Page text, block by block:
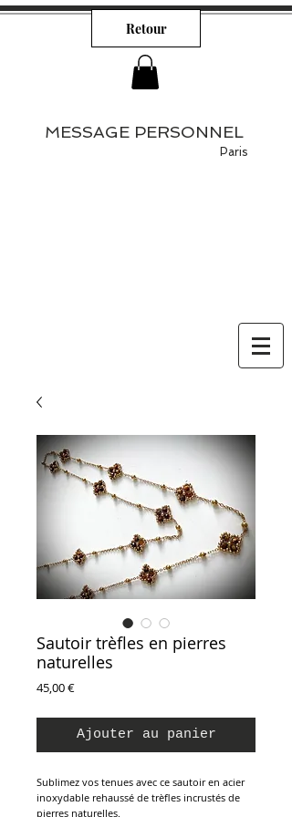
Retour
MESSAGE PERSONNEL
Paris
Sautoir trèfles en pierres
naturelles
45,00 €Prix
Ajouter au panier
Sublimez vos tenues avec ce sautoir en acier
inoxydable rehaussé de trèfles incrustés de
pierres naturelles.